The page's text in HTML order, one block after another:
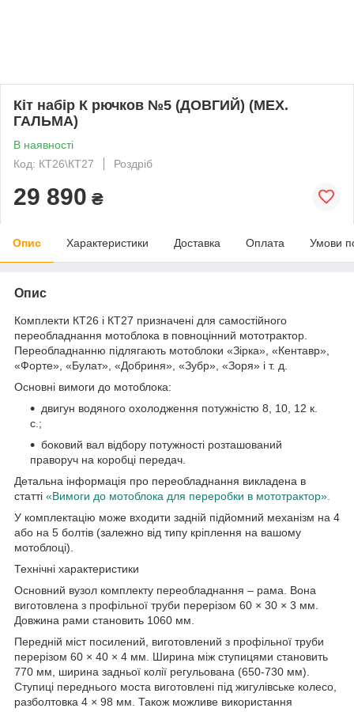
Кіт набір К рючков №5 (ДОВГИЙ) (МЕХ.
ГАЛЬМА)
В наявності
Код: КТ26\КТ27
Роздріб
29 890 ₴
Опис Характеристики Доставка Оплата Умови
Опис
Комплекти КТ26 і КТ27 призначені для самостійного
переобладнання мотоблока в повноцінний мототрактор.
Переобладнанню підлягають мотоблоки «Зірка», «Кентавр»,
«Форте», «Булат», «Добриня», «Зубр», «Зоря» і т. д.
Основні вимоги до мотоблока:
двигун водяного охолодження потужністю 8, 10, 12 к.
с.;
боковий вал відбору потужності розташований
праворуч на коробці передач.
Детальна інформація про переобладнання викладена в
статті «Вимоги до мотоблока для переробки в мототрактор».
У комплектацію може входити задній підйомний механізм на 4
або на 5 болтів (залежно від типу кріплення на вашому
мотоблоці).
Технічні характеристики
Основний вузол комплекту переобладнання – рама. Вона
виготовлена з профільної труби перерізом 60 × 30 × 3 мм.
Довжина рами становить 1060 мм.
Передній міст посилений, виготовлений з профільної труби
перерізом 60 × 40 × 4 мм. Ширина між ступицями становить
770 мм, ширина задньої колії регульована (650-730 мм).
Ступиці переднього моста виготовлені під жигулівське колесо,
разболтовка 4 × 98 мм. Також можливе використання